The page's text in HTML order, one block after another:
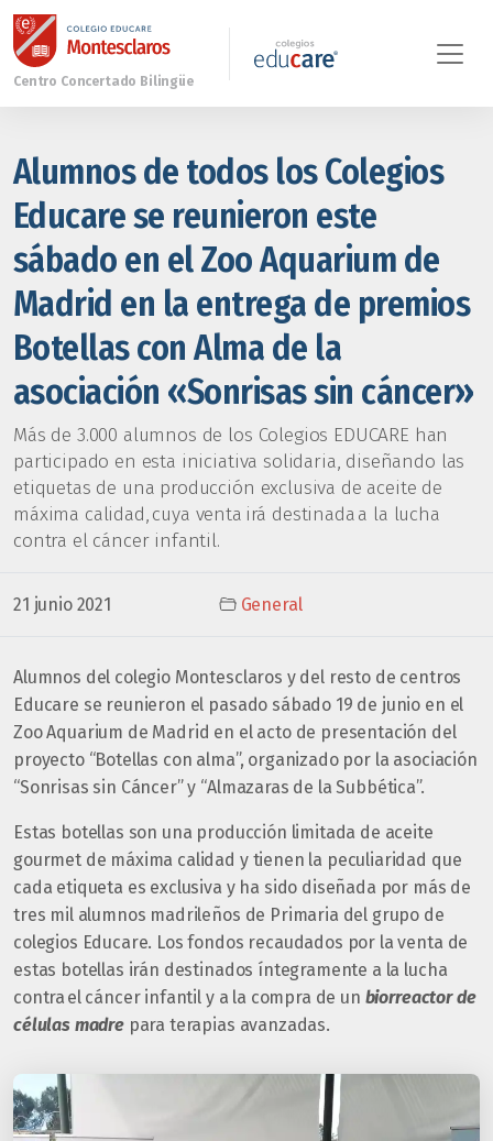
Alumnos de todos los Colegios
Educare se reunieron este
sábado en el Zoo Aquarium de
Madrid en la entrega de premios
Botellas con Alma de la
asociación «Sonrisas sin cáncer»
Más de 3.000 alumnos de los Colegios EDUCARE han
participado en esta iniciativa solidaria, diseñando las
etiquetas de una producción exclusiva de aceite de
máxima calidad, cuya venta irá destinada a la lucha
contra el cáncer infantil.
21 junio 2021 General
Alumnos del colegio Montesclaros y del resto de centros
Educare se reunieron el pasado sábado 19 de junio en el
Zoo Aquarium de Madrid en el acto de presentación del
proyecto “Botellas con alma”, organizado por la asociación
“Sonrisas sin Cáncer” y “Almazaras de la Subbética”.
Estas botellas son una producción limitada de aceite
gourmet de máxima calidad y tienen la peculiaridad que
cada etiqueta es exclusiva y ha sido diseñada por más de
tres mil alumnos madrileños de Primaria del grupo de
colegios Educare. Los fondos recaudados por la venta de
estas botellas irán destinados íntegramente a la lucha
contra el cáncer infantil y a la compra de un biorreactor de
células madrepara terapias avanzadas.